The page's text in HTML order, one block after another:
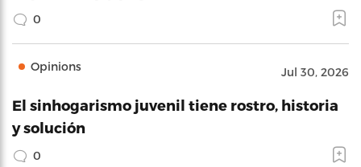
0
Opinions Jul 30, 2026
El sinhogarismo juvenil tiene rostro, historia
y solución
0